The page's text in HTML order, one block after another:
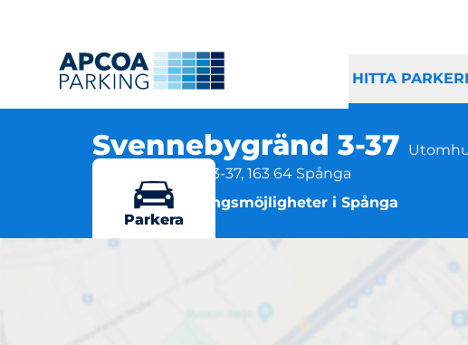
HITTA
Svennebygränd 3-37
Svennebygränd 3-37, 163 64 Spånga
Flera parkeringsmöjligheter i Spånga
Parkera